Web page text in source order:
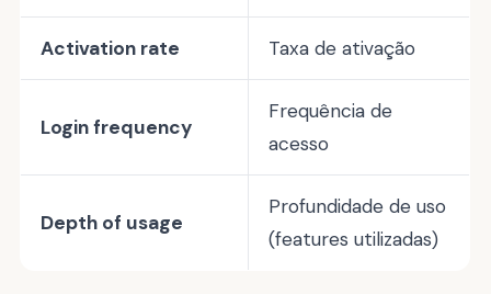
Activation rate Taxa de ativação
Login frequency
Frequência de
acesso
Depth of usage
Profundidade de uso
(features utilizadas)